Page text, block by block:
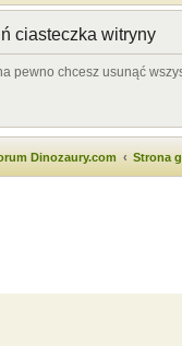
ciasteczka witryny
pewno chcesz usunąć
Dinozaury.com Strona